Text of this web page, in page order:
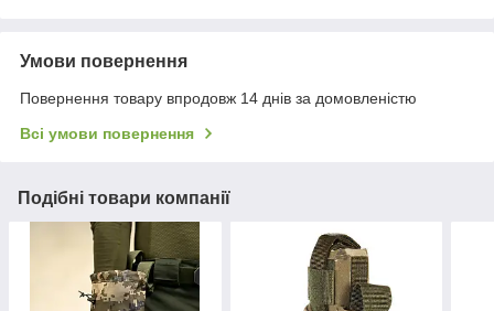
Умови повернення
Повернення товару впродовж 14 днів за домовленістю
Всі умови повернення
Подібні товари компанії